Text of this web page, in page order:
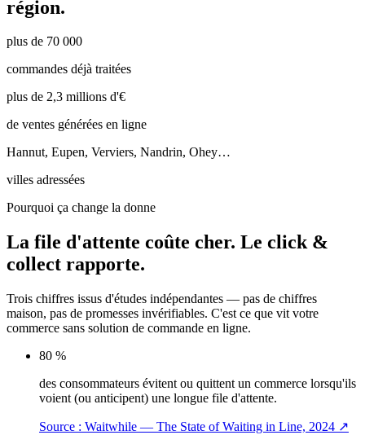
région.
plus de 70 000
commandes déjà traitées
plus de 2,3 millions d'€
de ventes générées en ligne
Hannut, Eupen, Verviers, Nandrin, Ohey…
villes adressées
Pourquoi ça change la donne
La file d'attente coûte cher. Le click &
collect rapporte.
Trois chiffres issus d'études indépendantes — pas de chiffres
maison, pas de promesses invérifiables. C'est ce que vit votre
commerce sans solution de commande en ligne.
80 %
des consommateurs évitent ou quittent un commerce lorsqu'ils
voient (ou anticipent) une longue file d'attente.
Source : Waitwhile — The State of Waiting in Line, 2024 ↗